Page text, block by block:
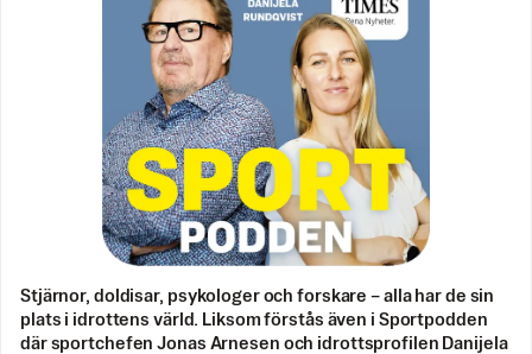
Stjärnor, doldisar, psykologer och forskare – alla har de sin
plats i idrottens värld. Liksom förstås även i Sportpodden
där sportchefen Jonas Arnesen och idrottsprofilen Danijela